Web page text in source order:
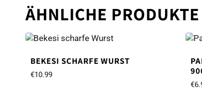
ÄHNLICHE PRODUKTE
BEKESI SCHARFE WURST
€10.99
€